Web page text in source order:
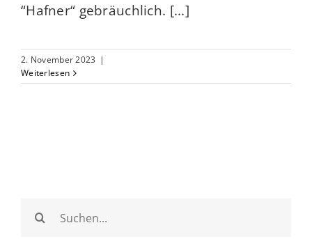
“Hafner“ gebräuchlich. [...]
2. November 2023 |
Weiterlesen
Suche
nach: